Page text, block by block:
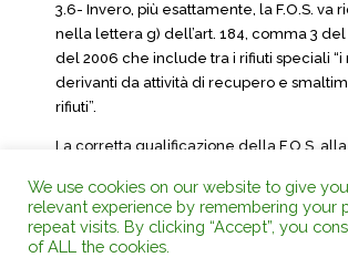
3.6- Invero, più esattamente, la F.O.S. va
nella lettera g) dell’art. 184, comma 3 del
del 2006 che include tra i rifiuti speciali “i
derivanti da attività di recupero e
rifiuti”.
La corretta qualificazione della F.O.S.
contrassegnata con la lettera g), riviene
normativo vigente, dalla ratio ad essa
sottesa e dai principi comunitari.
We use cookies on our website to give
relevant experience by remembering your
repeat visits. By clicking “Accept”, you
of ALL the cookies.